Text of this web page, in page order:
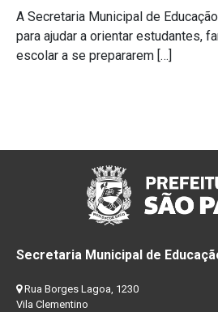
A Secretaria Municipal de
para ajudar a orientar estudantes,
escolar a se prepararem […]
Secretaria Municipal de
Rua Borges Lagoa, 1230
Vila Clementino